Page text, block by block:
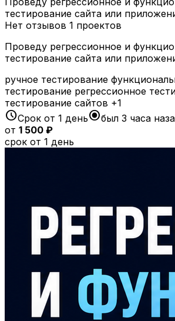
тестирование сайта или
Нет отзывов 1 проектов
Проведу регрессионное и
тестирование сайта или
ручное тестирование
тестирование регрессионное
тестирование сайтов +1
scheduleСрок от 1 деньradio_button_checkedбыл 3 часа
от 1 500 ₽
срок от 1 день